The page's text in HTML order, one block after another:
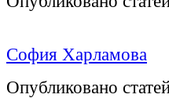
София Харламова
Опубликовано